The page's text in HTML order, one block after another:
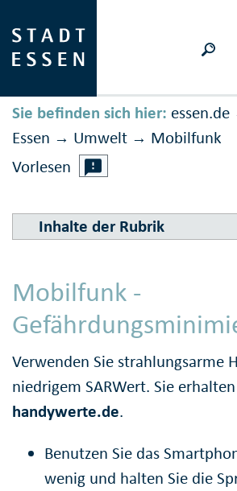
Sie befinden sich hier: essen.de
Essen → Umwelt → Mobilfunk
Vorlesen
Inhalte der Rubrik
Mobilfunk -
Verwenden Sie strahlungsarme
niedrigem SARWert. Sie
handywerte.de.
Benutzen Sie das
wenig und halten Sie die